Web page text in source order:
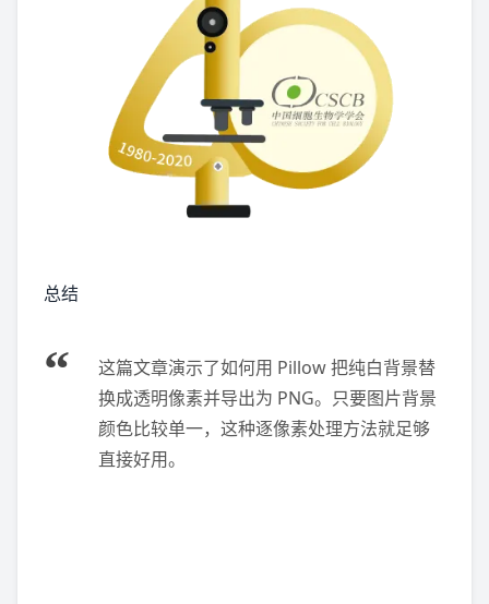
总结
这篇文章演示了如何用 Pillow 把纯白背景替
换成透明像素并导出为 PNG。只要图片背景
颜色比较单一，这种逐像素处理方法就足够
直接好用。